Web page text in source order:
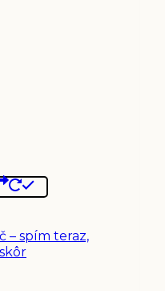
– spím teraz,